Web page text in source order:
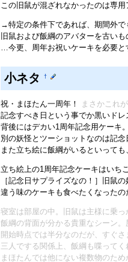
この旧鼠が混ざれなかったのは専
→特定の条件下であれば、期間外で
旧鼠および飯綱のアバターを古い
…今更、周年お祝いケーキを必要と
小ネタ †
祝・まほたん一周年！
まさかこれ
記念すべき日という事でか黒いド
背後にはデカい1周年記念用ケーキ
別の妖怪とツーショットなのは記
また立ち絵に飯綱がいるといって
立ち絵上の1周年記念ケーキはいち
［記念日サプライズなの！］旧鼠
違う味のケーキも食べたくなったの
寝室は部屋の中。旧鼠は主様に乗
飯綱の背面が分かる貴重なシーン。
開始時点では半分なのだが、すぐ
三人でする関係上、飯綱も喋って
まほたんでは他にない複数物のた